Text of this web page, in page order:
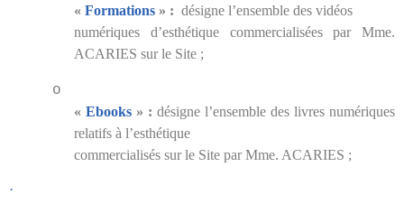
« Formations » : désigne l’ensemble des vidéos
numériques d’esthétique commercialisées par Mme.
ACARIES sur le Site ;
o
« Ebooks » : désigne l’ensemble des livres numériques
relatifs à l’esthétique
commercialisés sur le Site par Mme. ACARIES ;
·